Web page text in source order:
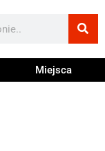
Miejsca